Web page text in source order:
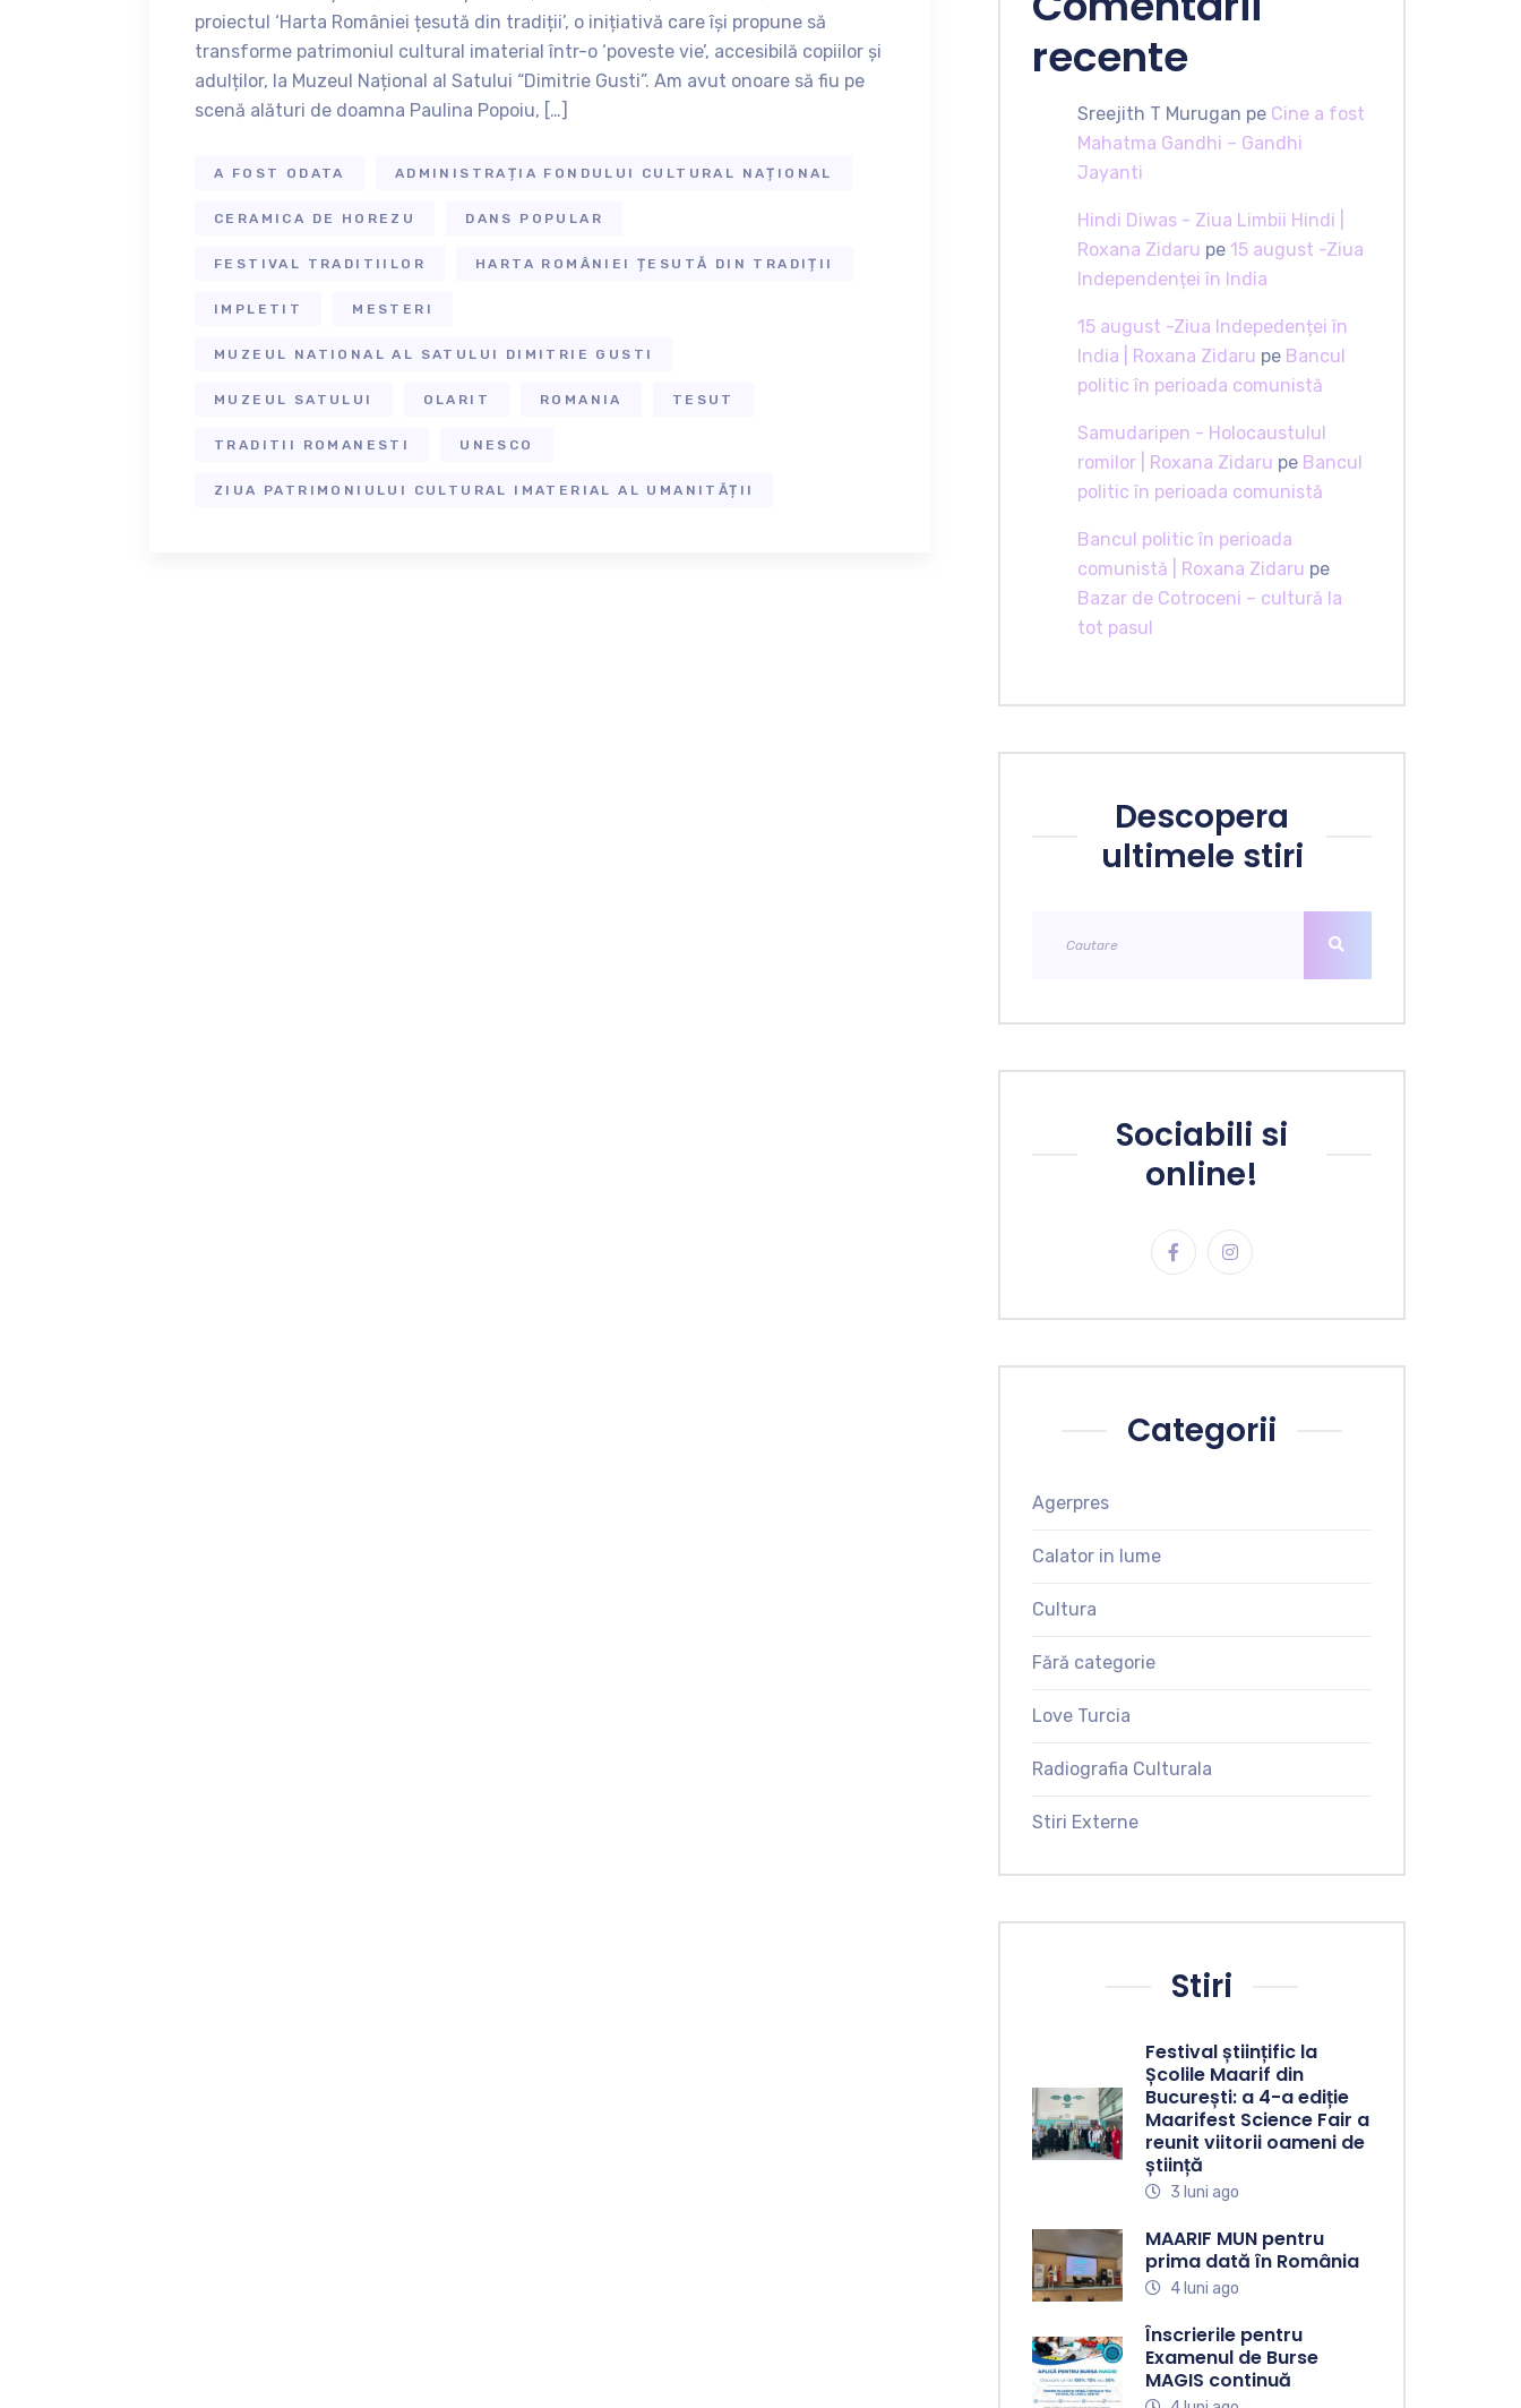
proiectul ‘Harta României țesută din tradiții’, o inițiativă care își propune să
transforme patrimoniul cultural imaterial într-o ‘poveste vie’, accesibilă copiilor și
adulților, la Muzeul Național al Satului “Dimitrie Gusti”. Am avut onoare să fiu pe
scenă alături de doamna Paulina Popoiu, […]
A FOST ODATA ADMINISTRAȚIA FONDULUI CULTURAL NAȚIONAL
CERAMICA DE HOREZU DANS POPULAR
FESTIVAL TRADITIILOR HARTA ROMÂNIEI ȚESUTĂ DIN TRADIȚII
IMPLETIT MESTERI
MUZEUL NATIONAL AL SATULUI DIMITRIE GUSTI
MUZEUL SATULUI OLARIT ROMANIA TESUT
TRADITII ROMANESTI UNESCO
ZIUA PATRIMONIULUI CULTURAL IMATERIAL AL UMANITĂȚII
recente
Sreejith T Murugan pe Cine a fost
Mahatma Gandhi – Gandhi
Jayanti
Hindi Diwas - Ziua Limbii Hindi |
Roxana Zidaru pe 15 august -Ziua
Independenței în India
15 august -Ziua Indepedenței în
India | Roxana Zidaru pe Bancul
politic în perioada comunistă
Samudaripen - Holocaustulul
romilor | Roxana Zidaru pe Bancul
politic în perioada comunistă
Bancul politic în perioada
comunistă | Roxana Zidaru pe
Bazar de Cotroceni – cultură la
tot pasul
Descopera
ultimele stiri
Sociabili si
online!
Categorii
Agerpres
Calator in lume
Cultura
Fără categorie
Love Turcia
Radiografia Culturala
Stiri Externe
Stiri
Festival științific la
Școlile Maarif din
București: a 4-a ediție
Maarifest Science Fair a
reunit viitorii oameni de
știință
3 luni ago
MAARIF MUN pentru
prima dată în România
4 luni ago
Înscrierile pentru
Examenul de Burse
MAGIS continuă